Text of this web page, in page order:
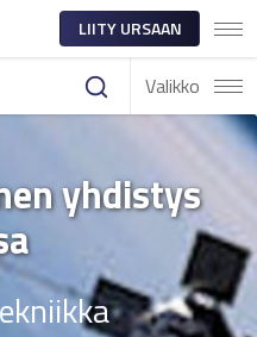
LIITY URSAAN
Valikko
yhdistys